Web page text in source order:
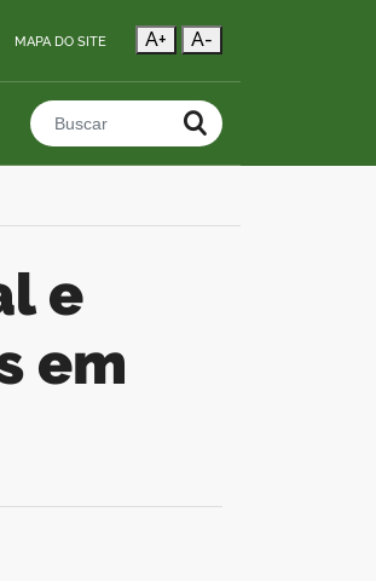
MAPA DO SITE A+ A-
Buscar no portal
em